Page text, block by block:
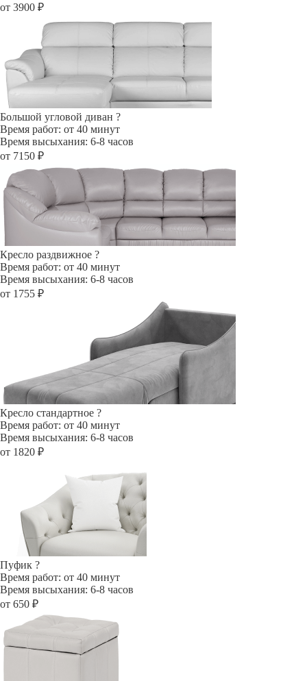
от 3900 ₽
Большой угловой диван ?
Время работ: от 40 минут
Время высыхания: 6-8 часов
от 7150 ₽
Кресло раздвижное ?
Время работ: от 40 минут
Время высыхания: 6-8 часов
от 1755 ₽
Кресло стандартное ?
Время работ: от 40 минут
Время высыхания: 6-8 часов
от 1820 ₽
Пуфик ?
Время работ: от 40 минут
Время высыхания: 6-8 часов
от 650 ₽